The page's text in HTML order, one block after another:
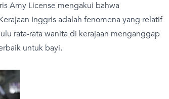
Amy License mengakui bahwa
Inggris adalah fenomena yang relatif
rata-rata wanita di kerajaan menganggap
untuk bayi.